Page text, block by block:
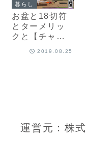
暮らし
お盆と18切符
とターメリッ
クと【チャイ
2019.08.25
運営元：株